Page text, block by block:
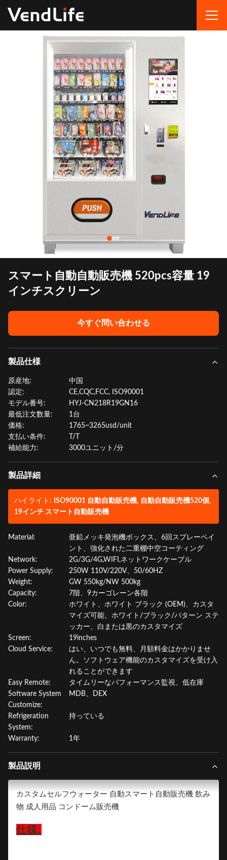
スマート自動自動販売機 520pcs容量 19
インチスクリーン
今すぐ問い合わせる
製品仕様
原産地:
中国
認定:
CE,CQC,FCC, ISO90001
モデル番号:
HYJ-CN218R19GN16
最低注文数量:
1台
価格:
1765~3265usd/unit
支払い条件:
T/T
補給能力:
3000ユニット/分
製品詳細
ハイライト: ISO90001 自動自動販売機, 自動自動販売機520個,
19インチ スマート自動販売機
Material:
亜鉛メッキ発泡機ボックス、6回スプレーペイ
ント、強化された二重棚中空コーティング
Network:
2G/3G/4G,WIFI,ネットワークケーブル
Power Supply:
250W 110V/220V、50/60HZ
Weight:
GW 550kg/NW 500kg
Capacity:
7階、9カーゴレーン各階
Color:
ホワイト、ホワイト ブラック (OEM)、カスタ
マイズ可能、ホワイト/ブラック/パターン ステ
ッカー、白または黒のカスタマイズ
Screen:
19inches
Cloud Service:
はい、いつでも無料、月額料金はかかりませ
ん。ソフトウェア機能のカスタマイズを受け入
れることができます
Easy Remote:
タイムリーなパフォーマンス監視、低在庫
Software System
Customize:
MDB、DEX
Refrigeration
System:
持っている
Warranty: 1年
製品説明
カスタムセルフウォーター 自動スマート自動販売機 飲み
物 成人用品 コンドーム販売機
仕様: